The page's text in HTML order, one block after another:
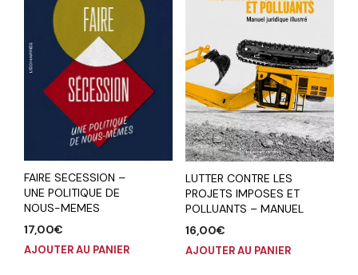
FAIRE SECESSION –
UNE POLITIQUE DE
NOUS-MEMES
17,00€
AJOUTER AU PANIER
LUTTER CONTRE LES
PROJETS IMPOSES ET
POLLUANTS – MANUEL
16,00€
AJOUTER AU PANIER